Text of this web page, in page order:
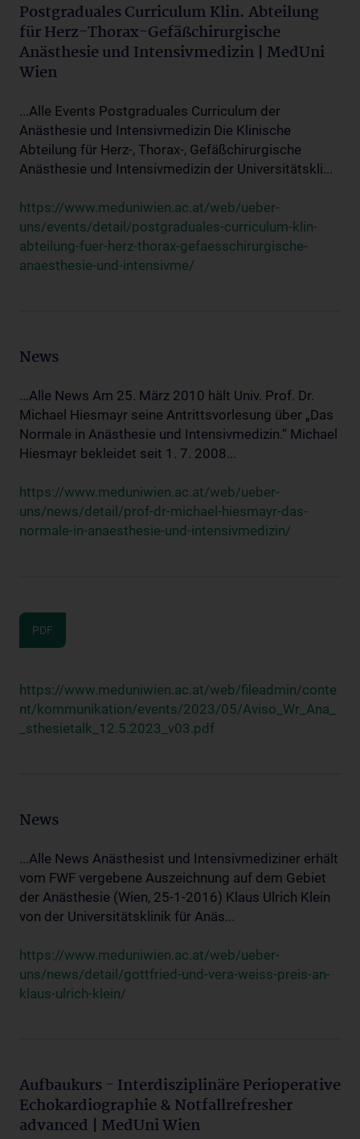
Postgraduales Curriculum Klin. Abteilung
für Herz-Thorax-Gefäßchirurgische
Anästhesie und Intensivmedizin | MedUni
Wien
...Alle Events Postgraduales Curriculum der
Anästhesie und Intensivmedizin Die Klinische
Abteilung für Herz-, Thorax-, Gefäßchirurgische
Anästhesie und Intensivmedizin der Universitätskli...
https://www.meduniwien.ac.at/web/ueber-
uns/events/detail/postgraduales-curriculum-klin-
abteilung-fuer-herz-thorax-gefaesschirurgische-
anaesthesie-und-intensivme/
News
...Alle News Am 25. März 2010 hält Univ. Prof. Dr.
Michael Hiesmayr seine Antrittsvorlesung über „Das
Normale in Anästhesie und Intensivmedizin.“ Michael
Hiesmayr bekleidet seit 1. 7. 2008...
https://www.meduniwien.ac.at/web/ueber-
uns/news/detail/prof-dr-michael-hiesmayr-das-
normale-in-anaesthesie-und-intensivmedizin/
PDF
https://www.meduniwien.ac.at/web/fileadmin/conte
nt/kommunikation/events/2023/05/Aviso_Wr_Ana_
_sthesietalk_12.5.2023_v03.pdf
News
...Alle News Anästhesist und Intensivmediziner erhält
vom FWF vergebene Auszeichnung auf dem Gebiet
der Anästhesie (Wien, 25-1-2016) Klaus Ulrich Klein
von der Universitätsklinik für Anäs...
https://www.meduniwien.ac.at/web/ueber-
uns/news/detail/gottfried-und-vera-weiss-preis-an-
klaus-ulrich-klein/
Aufbaukurs - Interdisziplinäre Perioperative
Echokardiographie & Notfallrefresher
advanced | MedUni Wien